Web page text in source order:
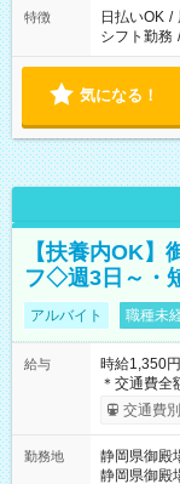
保できるた
す。
特徴 日払いOK /
シフト勤務 /
気になる！
【扶養内OK】
フ◇週3日～・
アルバイト 職種未
給与
時給1,350
＊交通費全額支給 収入例） 時給1350円
＝月収8万7000
期間あり
交通費
勤務地
静岡県御殿
静岡県御殿